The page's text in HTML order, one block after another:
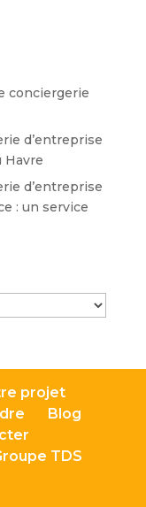
conciergerie
d’entreprise
Havre
d’entreprise
: un service
projet
Blog
TDS